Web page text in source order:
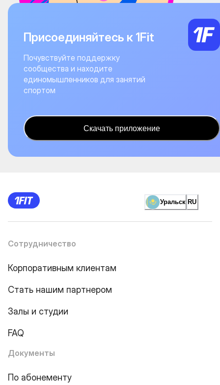
Присоединяйтесь к 1Fit
Почувствуйте поддержку
сообщества и находите
единомышленников для занятий
спортом
Скачать приложение
Уральск RU
Сотрудничество
Корпоративным клиентам
Стать нашим партнером
Залы и студии
FAQ
Документы
По абонементу